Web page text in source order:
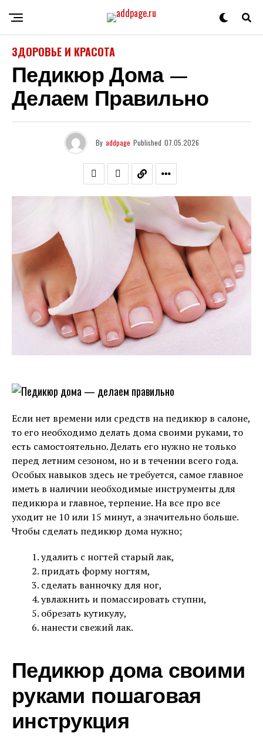
ЗДОРОВЬЕ И КРАСОТА
Педикюр Дома —
Делаем Правильно
By addpage Published 07.05.2026
Если нет времени или средств на педикюр в салоне,
то его необходимо делать дома своими руками, то
есть самостоятельно. Делать его нужно не только
перед летним сезоном, но и в течении всего года.
Особых навыков здесь не требуется, самое главное
иметь в наличии необходимые инструменты для
педикюра и главное, терпение. На все про все
уходит не 10 или 15 минут, а значительно больше.
Чтобы сделать педикюр дома нужно;
удалить с ногтей старый лак,
придать форму ногтям,
сделать ванночку для ног,
увлажнить и помассировать ступни,
обрезать кутикулу,
нанести свежий лак.
Педикюр дома своими
руками пошаговая
инструкция